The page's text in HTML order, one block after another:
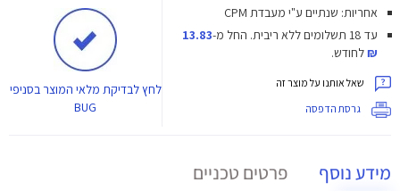
אחריות: שנתיים ע"י מעבדת CPM
עד 18 תשלומים ללא ריבית.
החל מ-13.83
₪לחודש.
שאל אותנו על מוצר זה
גרסת הדפסה
לחץלבדיקת מלאי המוצר בסניפי
BUG
מידע נוסף פרטים טכניים